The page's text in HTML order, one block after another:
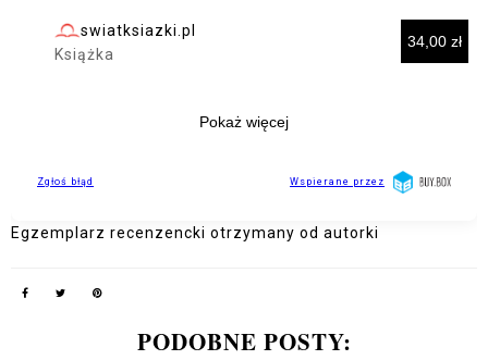
Egzemplarz recenzencki otrzymany od autorki
PODOBNE POSTY: